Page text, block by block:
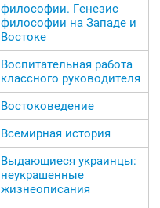
философии. Генезис
философии на Западе и
Востоке
Воспитательная работа
классного руководителя
Востоковедение
Всемирная история
Выдающиеся украинцы:
неукрашенные
жизнеописания